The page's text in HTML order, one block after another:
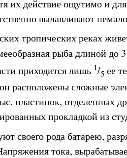
их действие ощутимо и
вылавливают
тропических реках
рыба длиной до
приходится лишь 1/5 ее
расположены сложные
пластинок, отделенных
прокладкой из
своего рода батарею,
тока,